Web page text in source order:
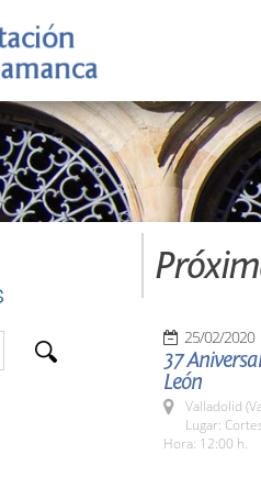
25/02/2020
37
León
Valladolid
Lugar:
Hora: 12:00 h.